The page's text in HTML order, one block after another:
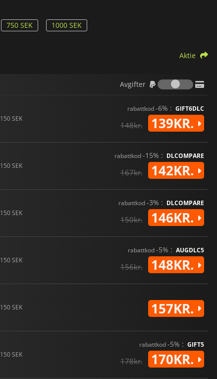
750 SEK 1000 SEK
Aktie
Avgifter
Avgifter
150 SEK
rabattkod-6% : GIFT6DLC
148kr. 139KR.
150 SEK
rabattkod-15% : DLCOMPARE
167kr. 142KR.
150 SEK
rabattkod-3% : DLCOMPARE
150kr. 146KR.
150 SEK
rabattkod-5% : AUGDLC5
156kr. 148KR.
150 SEK 157KR.
150 SEK
rabattkod-5% : GIFT5
178kr. 170KR.